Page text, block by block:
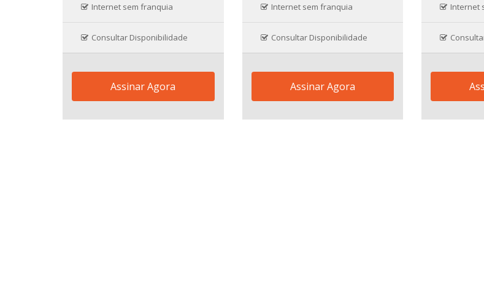
Internet sem franquia
Consultar Disponibilidade
Assinar Agora
Internet sem franquia
Consultar Disponibilidade
Assinar Agora
Internet